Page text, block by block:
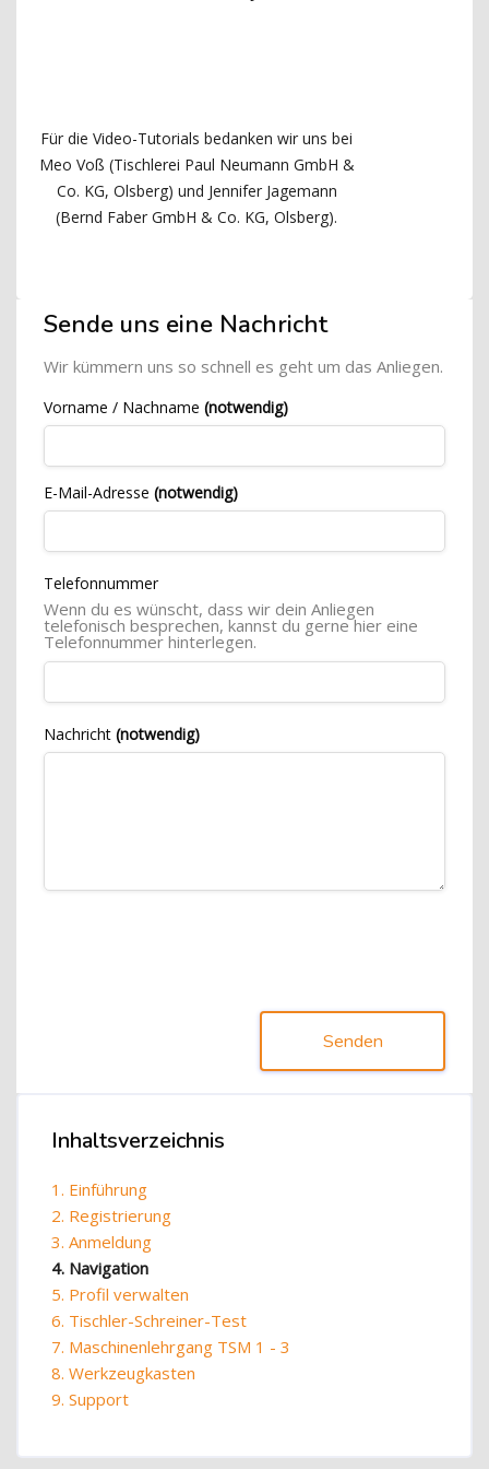
Für die Video-Tutorials bedanken wir uns bei
Meo Voß (Tischlerei Paul Neumann GmbH &
Co. KG, Olsberg) und Jennifer Jagemann
(Bernd Faber GmbH & Co. KG, Olsberg).
Blöcke
[Cocoon] Custom HTML überspringen
Sende uns eine Nachricht
Wir kümmern uns so schnell es geht um das Anliegen.
Vorname / Nachname (notwendig)
E-Mail-Adresse (notwendig)
Telefonnummer
Wenn du es wünscht, dass wir dein Anliegen
telefonisch besprechen, kannst du gerne hier eine
Telefonnummer hinterlegen.
Nachricht (notwendig)
Senden
Inhaltsverzeichnis überspringen
Inhaltsverzeichnis
1. Einführung
2. Registrierung
3. Anmeldung
4. Navigation
5. Profil verwalten
6. Tischler-Schreiner-Test
7. Maschinenlehrgang TSM 1 - 3
8. Werkzeugkasten
9. Support